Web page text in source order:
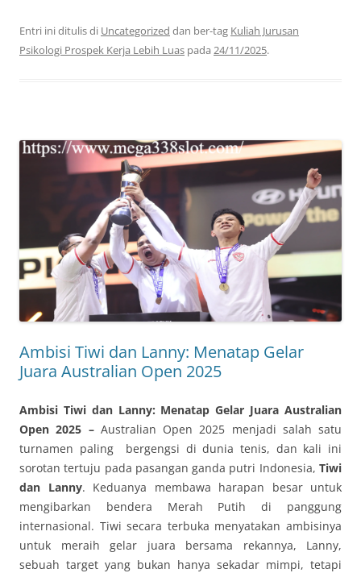
Entri ini ditulis di Uncategorized dan ber-tag Kuliah Jurusan
Psikologi Prospek Kerja Lebih Luas pada 24/11/2025.
Ambisi Tiwi dan Lanny: Menatap Gelar
Juara Australian Open 2025
Ambisi Tiwi dan Lanny: Menatap Gelar Juara Australian
Open 2025 – Australian Open 2025 menjadi salah satu
turnamen paling bergengsi di dunia tenis, dan kali ini
sorotan tertuju pada pasangan ganda putri Indonesia, Tiwi
dan Lanny. Keduanya membawa harapan besar untuk
mengibarkan bendera Merah Putih di panggung
internasional. Tiwi secara terbuka menyatakan ambisinya
untuk meraih gelar juara bersama rekannya, Lanny,
sebuah target yang bukan hanya sekadar mimpi, tetapi